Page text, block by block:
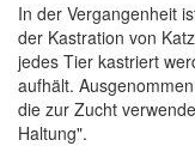
In der Vergangenheit
der Kastration von
jedes Tier kastriert
aufhält.
die zur Zucht
Haltung".